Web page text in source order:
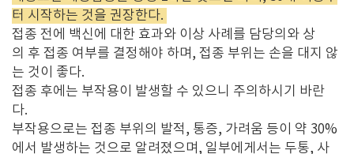
터 시작하는 것을 권장한다.
접종 전에 백신에 대한 효과와 이상 사례를 담당의와 상
의 후 접종 여부를 결정해야 하며, 접종 부위는 손을 대지 않
는 것이 좋다.
접종 후에는 부작용이 발생할 수 있으니 주의하시기 바란
다.
부작용으로는 접종 부위의 발적, 통증, 가려움 등이 약 30%
에서 발생하는 것으로 알려졌으며, 일부에게서는 두통, 사